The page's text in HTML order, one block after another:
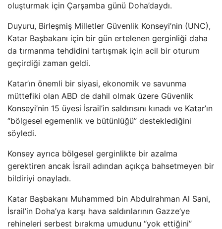
oluşturmak için Çarşamba günü Doha’daydı.
Duyuru, Birleşmiş Milletler Güvenlik Konseyi’nin (UNC),
Katar Başbakanı için bir gün ertelenen gerginliği daha
da tırmanma tehdidini tartışmak için acil bir oturum
geçirdiği zaman geldi.
Katar’ın önemli bir siyasi, ekonomik ve savunma
müttefiki olan ABD de dahil olmak üzere Güvenlik
Konseyi’nin 15 üyesi İsrail’in saldırısını kınadı ve Katar’ın
“bölgesel egemenlik ve bütünlüğü” desteklediğini
söyledi.
Konsey ayrıca bölgesel gerginlikte bir azalma
gerektiren ancak İsrail adından açıkça bahsetmeyen bir
bildiriyi onayladı.
Katar Başbakanı Muhammed bin Abdulrahman Al Sani,
İsrail’in Doha’ya karşı hava saldırılarının Gazze’ye
rehineleri serbest bırakma umudunu “yok ettiğini”